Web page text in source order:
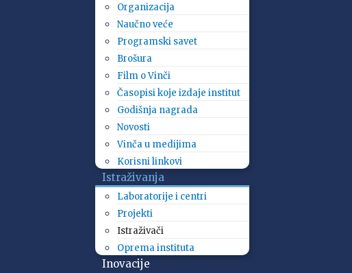
Organizacija
Naučno veće
Programski savet
Brošura
Film o Vinči
Časopisi koje izdaje institut
Godišnja nagrada
Novosti
Vinča u medijima
Korisni linkovi
Istraživanja
Laboratorije i centri
Projekti
Istraživači
Oprema instituta
Inovacije